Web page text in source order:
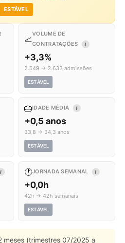
ESTÁVEL
📈
VOLUME DE
CONTRATAÇÕES
I
+3,3%
2.549 → 2.633 admissões
ESTÁVEL
🎂IDADE MÉDIA I
+0,5 anos
33,8 → 34,3 anos
ESTÁVEL
I 🕐JORNADA SEMANAL I
+0,0h
42h → 42h semanais
ESTÁVEL
meses (trimestres 07/2025 a